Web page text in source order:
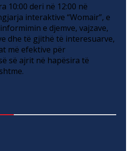
10:00 deri në 12:00 në
interaktive “Womair”, e
e djemve, vajzave,
dhe të gjithë të interesuarve,
më efektive për
së ajrit në hapësira të